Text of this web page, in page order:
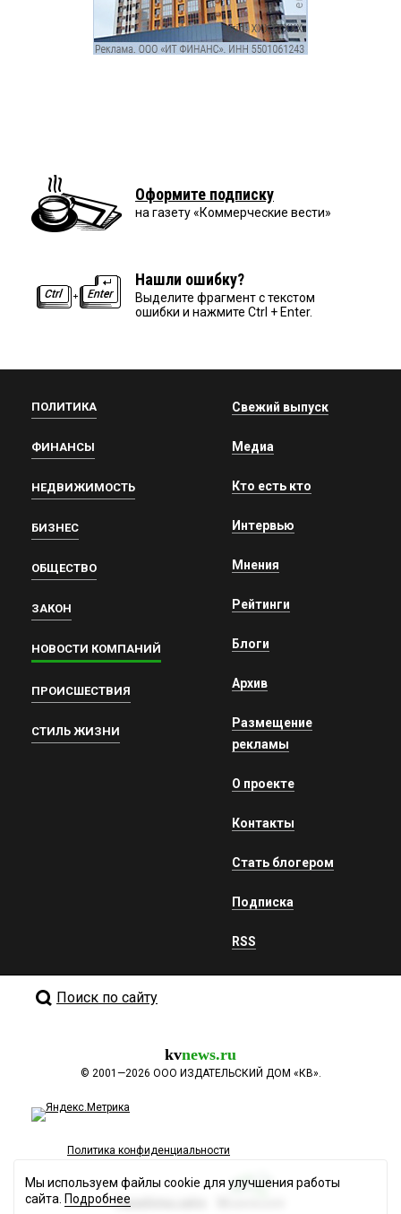
Оформите подписку
на газету «Коммерческие вести»
Нашли ошибку?
Выделите фрагмент с текстом
ошибки и нажмите Ctrl + Enter.
ПОЛИТИКА
ФИНАНСЫ
НЕДВИЖИМОСТЬ
БИЗНЕС
ОБЩЕСТВО
ЗАКОН
НОВОСТИ КОМПАНИЙ
ПРОИСШЕСТВИЯ
СТИЛЬ ЖИЗНИ
Свежий выпуск
Медиа
Кто есть кто
Интервью
Мнения
Рейтинги
Блоги
Архив
Размещение
рекламы
О проекте
Контакты
Стать блогером
Подписка
RSS
Поиск по сайту
kvnews.ru
© 2001—2026 ООО ИЗДАТЕЛЬСКИЙ ДОМ «КВ».
Политика конфиденциальности
Разработка сайта
Мы используем файлы cookie для улучшения работы
сайта. Подробнее